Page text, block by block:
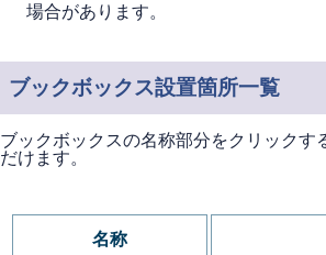
場合があります。
ブックボックス設置箇所一覧
ブックボックスの名称部分をクリックす
だけます。
名称